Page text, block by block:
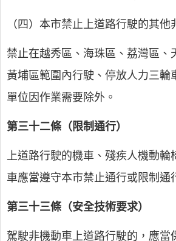
（四）本市禁止上道路行駛的其他
禁止在越秀區、海珠區、荔灣區、
黃埔區範圍內行駛、停放人力三輪
單位因作業需要除外。
第三十二條（限制通行）
上道路行駛的機車、殘疾人機動輪
車應當遵守本市禁止通行或限制通
第三十三條（安全技術要求）
駕駛非機動車上道路行駛的，應當